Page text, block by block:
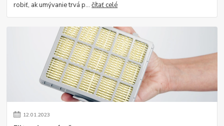
robiť, ak umývanie trvá p...čítať celé
12.01.2023